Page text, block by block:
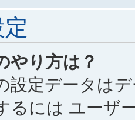
やり方は？
設定データは
るには ユーザ